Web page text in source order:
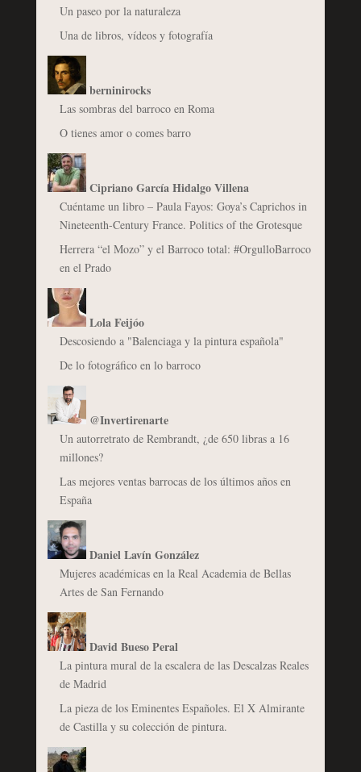
Un paseo por la naturaleza
Una de libros, vídeos y fotografía
berninirocks
Las sombras del barroco en Roma
O tienes amor o comes barro
Cipriano García Hidalgo Villena
Cuéntame un libro – Paula Fayos: Goya’s Caprichos in
Nineteenth-Century France. Politics of the Grotesque
Herrera “el Mozo” y el Barroco total: #OrgulloBarroco
en el Prado
Lola Feijóo
Descosiendo a "Balenciaga y la pintura española"
De lo fotográfico en lo barroco
@Invertirenarte
Un autorretrato de Rembrandt, ¿de 650 libras a 16
millones?
Las mejores ventas barrocas de los últimos años en
España
Daniel Lavín González
Mujeres académicas en la Real Academia de Bellas
Artes de San Fernando
David Bueso Peral
La pintura mural de la escalera de las Descalzas Reales
de Madrid
La pieza de los Eminentes Españoles. El X Almirante
de Castilla y su colección de pintura.